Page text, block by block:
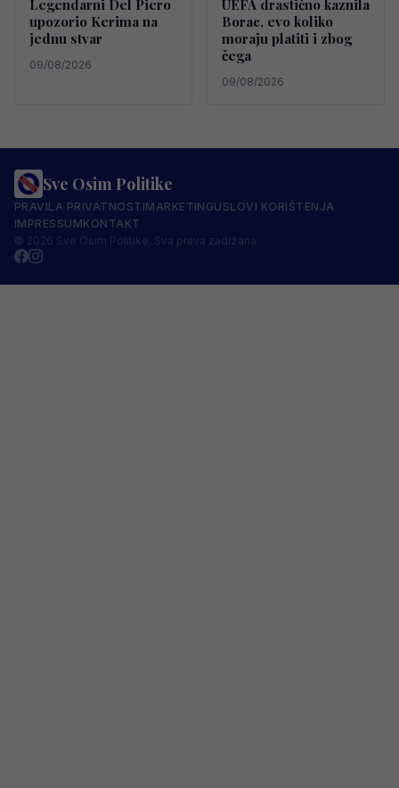
Legendarni Del Piero
upozorio Kerima na
jednu stvar
09/08/2026
UEFA drastično kaznila
Borac, evo koliko
moraju platiti i zbog
čega
09/08/2026
Sve Osim Politike
PRAVILA PRIVATNOSTIMARKETINGUSLOVI KORIŠTENJA
IMPRESSUMKONTAKT
© 2026 Sve Osim Politike. Sva prava zadržana.